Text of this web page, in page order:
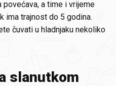
povećava, a time i vrijeme
ima trajnost do 5 godina.
čuvati u hladnjaku nekoliko
slanutkom